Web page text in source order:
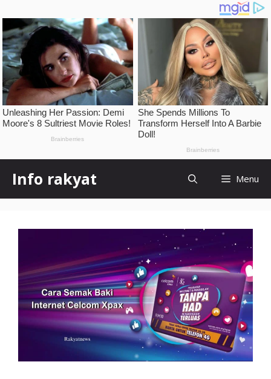
content
Info rakyat Menu